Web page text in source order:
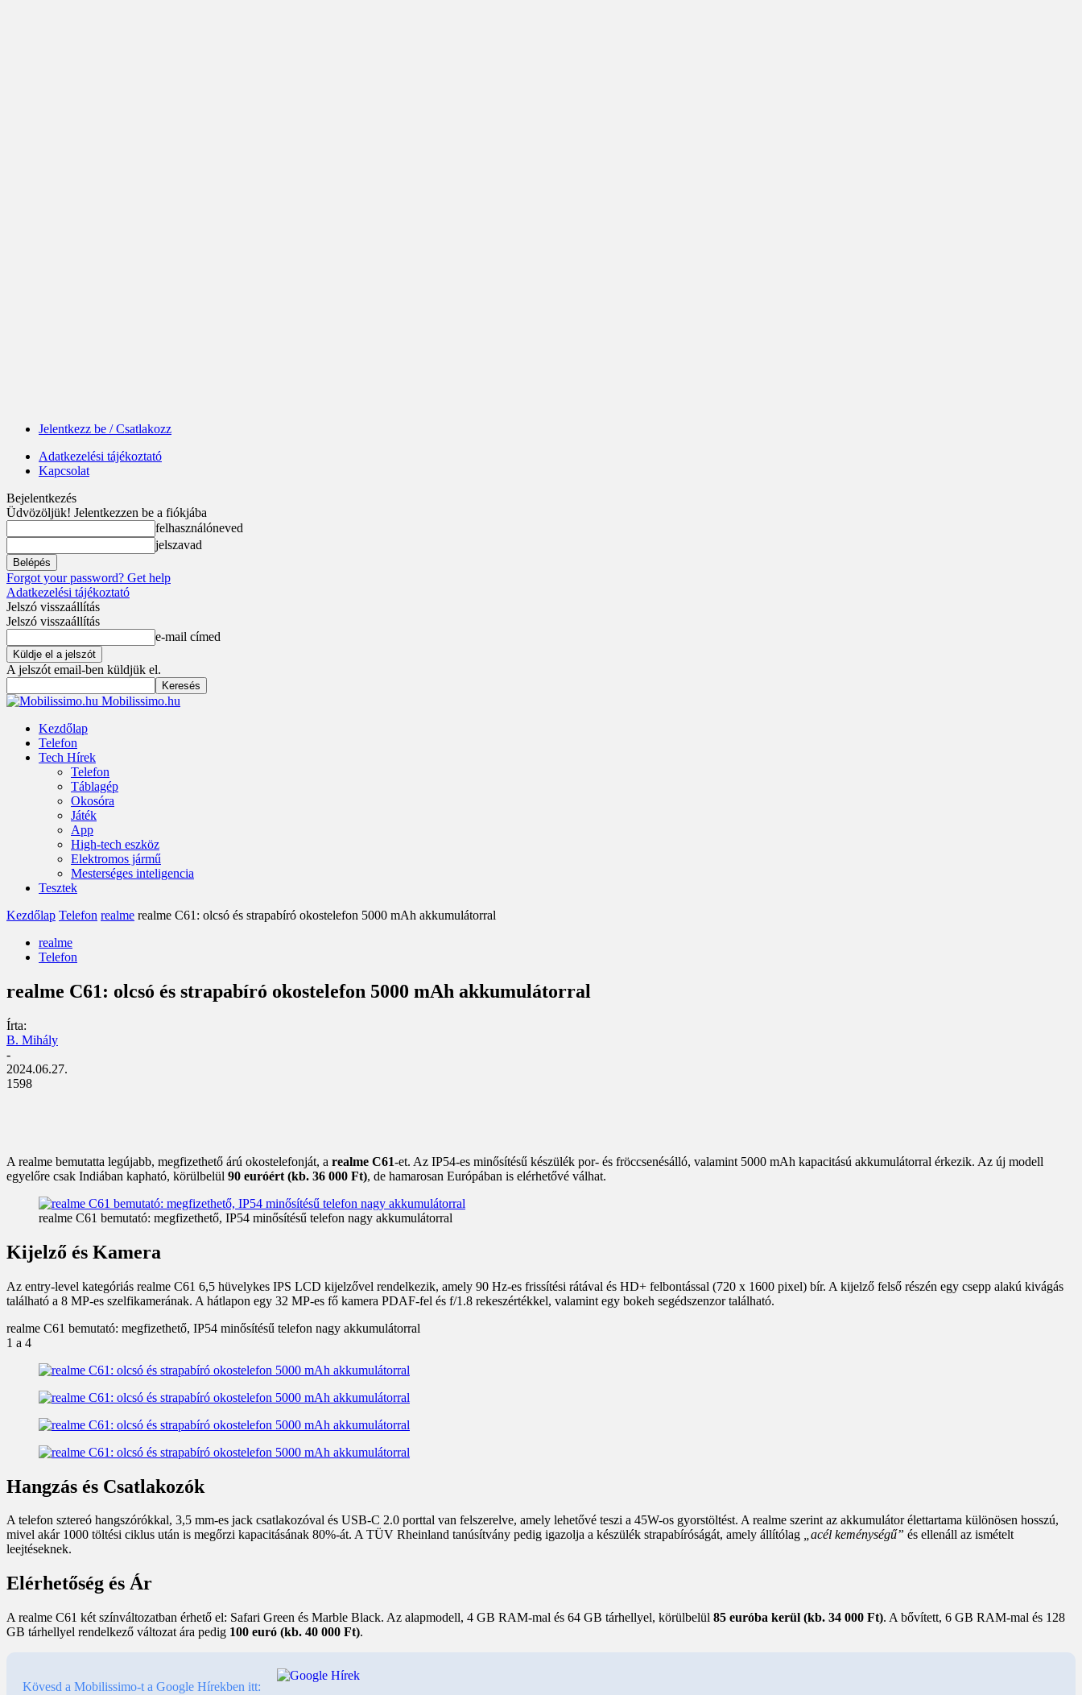
Jelentkezz be / Csatlakozz
Adatkezelési tájékoztató
Kapcsolat
Bejelentkezés
Üdvözöljük! Jelentkezzen be a fiókjába
felhasználóneved
jelszavad
Forgot your password? Get help
Adatkezelési tájékoztató
Jelszó visszaállítás
Jelszó visszaállítás
e-mail címed
A jelszót email-ben küldjük el.
Mobilissimo.hu
Kezdőlap
Telefon
Tech Hírek
Telefon
Táblagép
Okosóra
Játék
App
High-tech eszköz
Elektromos jármű
Mesterséges inteligencia
Tesztek
Kezdőlap Telefon realme realme C61: olcsó és strapabíró okostelefon 5000 mAh akkumulátorral
realme
Telefon
realme C61: olcsó és strapabíró okostelefon 5000 mAh akkumulátorral
Írta:
B. Mihály
-
2024.06.27.
1598
A realme bemutatta legújabb, megfizethető árú okostelefonját, a realme C61-et. Az IP54-es minősítésű készülék por- és fröccsenésálló, valamint 5000 mAh kapacitású akkumulátorral érkezik. Az új modell
egyelőre csak Indiában kapható, körülbelül 90 euróért (kb. 36 000 Ft), de hamarosan Európában is elérhetővé válhat.
realme C61 bemutató: megfizethető, IP54 minősítésű telefon nagy akkumulátorral
Kijelző és Kamera
Az entry-level kategóriás realme C61 6,5 hüvelykes IPS LCD kijelzővel rendelkezik, amely 90 Hz-es frissítési rátával és HD+ felbontással (720 x 1600 pixel) bír. A kijelző felső részén egy csepp alakú kivágás
található a 8 MP-es szelfikamerának. A hátlapon egy 32 MP-es fő kamera PDAF-fel és f/1.8 rekeszértékkel, valamint egy bokeh segédszenzor található.
realme C61 bemutató: megfizethető, IP54 minősítésű telefon nagy akkumulátorral
1 a 4
Hangzás és Csatlakozók
A telefon sztereó hangszórókkal, 3,5 mm-es jack csatlakozóval és USB-C 2.0 porttal van felszerelve, amely lehetővé teszi a 45W-os gyorstöltést. A realme szerint az akkumulátor élettartama különösen hosszú,
mivel akár 1000 töltési ciklus után is megőrzi kapacitásának 80%-át. A TÜV Rheinland tanúsítvány pedig igazolja a készülék strapabíróságát, amely állítólag „acél keménységű” és ellenáll az ismételt
leejtéseknek.
Elérhetőség és Ár
A realme C61 két színváltozatban érhető el: Safari Green és Marble Black. Az alapmodell, 4 GB RAM-mal és 64 GB tárhellyel, körülbelül 85 euróba kerül (kb. 34 000 Ft). A bővített, 6 GB RAM-mal és 128
GB tárhellyel rendelkező változat ára pedig 100 euró (kb. 40 000 Ft).
Kövesd a Mobilissimo-t a Google Hírekben itt: